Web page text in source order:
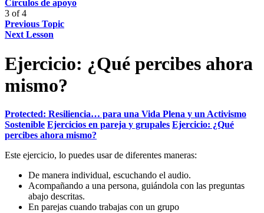
Círculos de apoyo
3 of 4
Previous Topic
Next Lesson
Ejercicio: ¿Qué percibes ahora
mismo?
Protected: Resiliencia… para una Vida Plena y un Activismo
Sostenible Ejercicios en pareja y grupales Ejercicio: ¿Qué
percibes ahora mismo?
Este ejercicio, lo puedes usar de diferentes maneras:
De manera individual, escuchando el audio.
Acompañando a una persona, guiándola con las preguntas
abajo descritas.
En parejas cuando trabajas con un grupo